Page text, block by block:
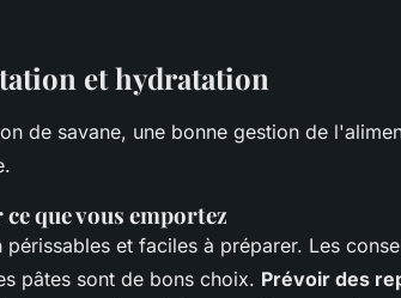
et hydratation
de savane, une bonne gestion de
que vous emportez
et faciles à préparer. Les
pâtes sont de bons choix. Prévoir des